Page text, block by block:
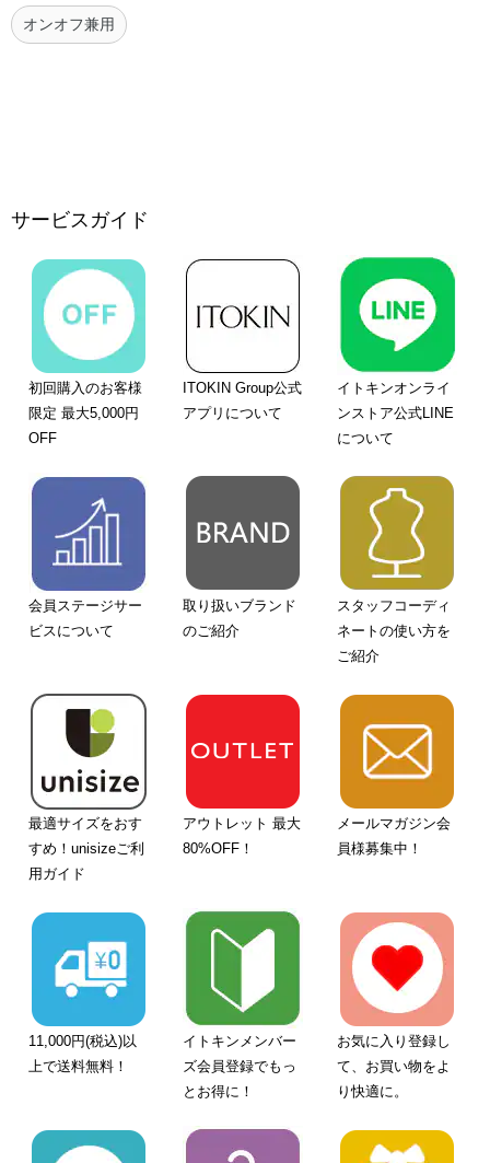
オンオフ兼用
サービスガイド
初回購入のお客様
限定 最大5,000円
OFF
ITOKIN Group公式
アプリについて
イトキンオンライ
ンストア公式LINE
について
会員ステージサー
ビスについて
取り扱いブランド
のご紹介
スタッフコーディ
ネートの使い方を
ご紹介
最適サイズをおす
すめ！unisizeご利
用ガイド
アウトレット 最大
80%OFF！
メールマガジン会
員様募集中！
11,000円(税込)以
上で送料無料！
イトキンメンバー
ズ会員登録でもっ
とお得に！
お気に入り登録し
て、お買い物をよ
り快適に。